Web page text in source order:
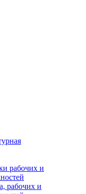
рабочих и
рабочих и